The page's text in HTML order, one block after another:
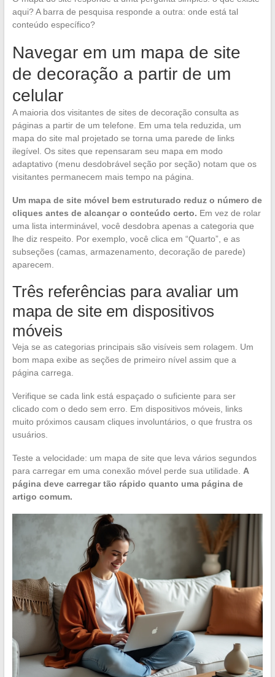
aqui? A barra de pesquisa responde a outra: onde está tal
conteúdo específico?
Navegar em um mapa de site
de decoração a partir de um
celular
A maioria dos visitantes de sites de decoração consulta as
páginas a partir de um telefone. Em uma tela reduzida, um
mapa do site mal projetado se torna uma parede de links
ilegível. Os sites que repensaram seu mapa em modo
adaptativo (menu desdobrável seção por seção) notam que os
visitantes permanecem mais tempo na página.
Um mapa de site móvel bem estruturado reduz o número de
cliques antes de alcançar o conteúdo certo. Em vez de rolar
uma lista interminável, você desdobra apenas a categoria que
lhe diz respeito. Por exemplo, você clica em “Quarto”, e as
subseções (camas, armazenamento, decoração de parede)
aparecem.
Três referências para avaliar um
mapa de site em dispositivos
móveis
Veja se as categorias principais são visíveis sem rolagem. Um
bom mapa exibe as seções de primeiro nível assim que a
página carrega.
Verifique se cada link está espaçado o suficiente para ser
clicado com o dedo sem erro. Em dispositivos móveis, links
muito próximos causam cliques involuntários, o que frustra os
usuários.
Teste a velocidade: um mapa de site que leva vários segundos
para carregar em uma conexão móvel perde sua utilidade. A
página deve carregar tão rápido quanto uma página de
artigo comum.